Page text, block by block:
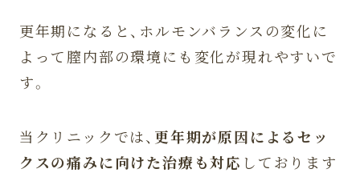
更年期になると、ホルモンバランスの変化に
よって膣内部の環境にも変化が現れやすいで
す。
当クリニックでは、 更年期が原因によるセッ
クスの痛みに向けた治療も対応 しております